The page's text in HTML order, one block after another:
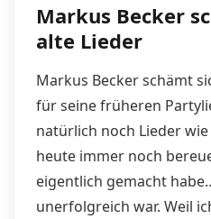
Markus Becker
alte Lieder
Markus Becker schämt
für seine früheren
natürlich noch Lieder wie
heute immer noch
eigentlich gemacht
unerfolgreich war. Weil